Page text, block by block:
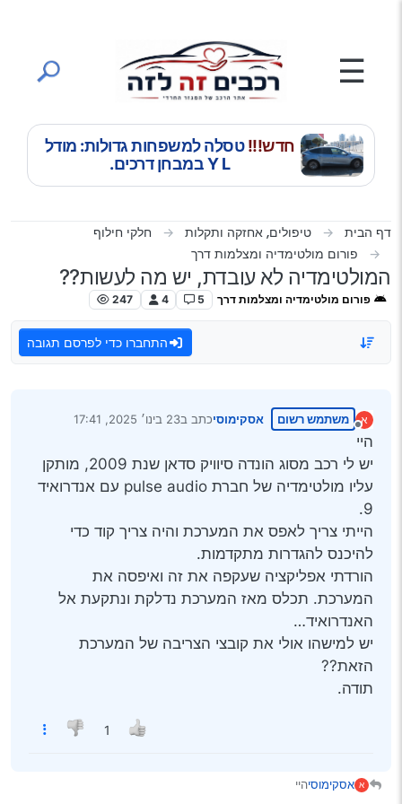
☰
חדש!!!טסלה למשפחות גדולות: מודל
Y L במבחן דרכים.
דף הבית טיפולים, אחזקה ותקלות
חלקי חילוף
פורום מולטימדיה ומצלמות דרך
המולטימדיה לא עובדת, יש מה לעשות??
פורום מולטימדיה ומצלמות דרך 5
4
247
התחברו כדי לפרסם תגובה
א
מנותק
משתמש רשום אסקימוסיכתב ב23 בינו׳ 2025, 17:41
נערך לאחרונה על ידי
היי
יש לי רכב מסוג הונדה סיוויק סדאן שנת 2009, מותקן
עליו מולטימדיה של חברת pulse audio עם אנדרואיד
9.
הייתי צריך לאפס את המערכת והיה צריך קוד כדי
להיכנס להגדרות מתקדמות.
הורדתי אפליקציה שעקפה את זה ואיפסה את
המערכת. תכלס מאז המערכת נדלקת ונתקעת אל
האנדרואיד…
יש למישהו אולי את קובצי הצריבה של המערכת
הזאת??
תודה.
1
א אסקימוסיהיי